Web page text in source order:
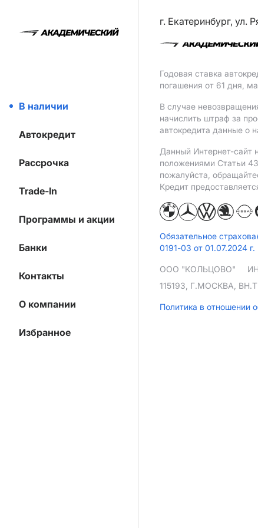
В наличии
Автокредит
Рассрочка
Trade-In
Программы и акции
Банки
Контакты
О компании
Избранное
г. Екатеринбург, ул.
Годовая ставка
погашения от 61 дня,
В случае
начислить штраф за
автокредита данные о
Данный Интернет-сайт
положениями Статьи
пожалуйста,
Кредит
Обязательное
0191-03 от 01.07.2024 г.
ООО "КОЛЬЦОВО"
115193, Г.МОСКВА,
Политика в отношении